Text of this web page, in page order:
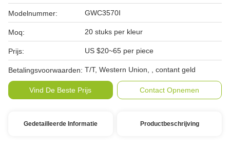
Modelnummer: GWC3570I
Moq: 20 stuks per kleur
Prijs: US $20~65 per piece
Betalingsvoorwaarden: T/T, Western Union, , contant geld
Vind De Beste Prijs Contact Opnemen
Gedetailleerde Informatie Productbeschrijving